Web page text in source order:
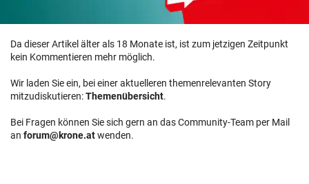
Da dieser Artikel älter als 18 Monate ist, ist zum jetzigen Zeitpunkt
kein Kommentieren mehr möglich.
Wir laden Sie ein, bei einer aktuelleren themenrelevanten Story
mitzudiskutieren:Themenübersicht.
Bei Fragen können Sie sich gern an das Community-Team per Mail
an forum@krone.atwenden.